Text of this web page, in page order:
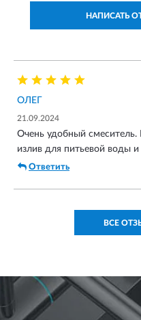
НАПИСАТЬ
ОЛЕГ
21.09.2024
Очень удобный
излив для питьевой воды
Ответить
ВСЕ